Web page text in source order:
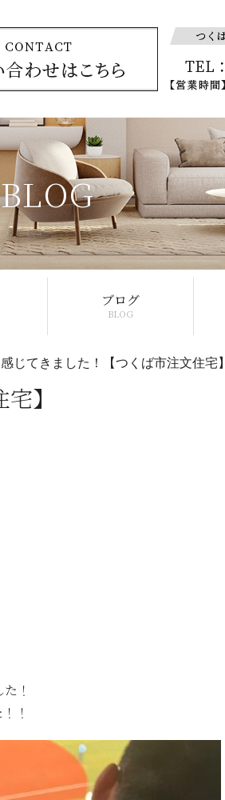
BLOG
ブログ
BLOG
じてきました！【つくば市注文住宅】
】
！
！